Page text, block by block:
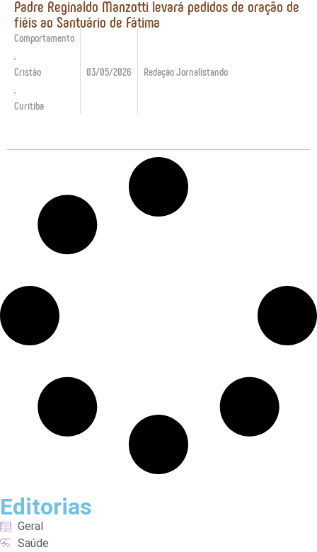
Padre Reginaldo Manzotti levará pedidos de oração de
fiéis ao Santuário de Fátima
Comportamento
Cristão
Curitiba
03/05/2026 Redação Jornalistando
Editorias
Geral
Saúde